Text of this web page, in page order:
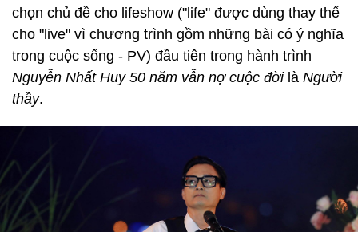
chọn chủ đề cho lifeshow ("life" được dùng thay thế
cho "live" vì chương trình gồm những bài có ý nghĩa
trong cuộc sống - PV) đầu tiên trong hành trình
Nguyễn Nhất Huy 50 năm vẫn nợ cuộc đờilà Người
thầy.